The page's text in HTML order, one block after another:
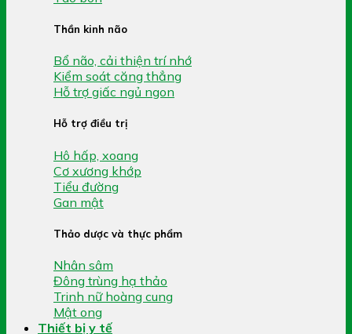
Thần kinh não
Bổ não, cải thiện trí nhớ
Kiểm soát căng thẳng
Hỗ trợ giấc ngủ ngon
Hỗ trợ điều trị
Hô hấp, xoang
Cơ xương khớp
Tiểu đường
Gan mật
Thảo dược và thực phẩm
Nhân sâm
Đông trùng hạ thảo
Trinh nữ hoàng cung
Mật ong
Thiết bị y tế